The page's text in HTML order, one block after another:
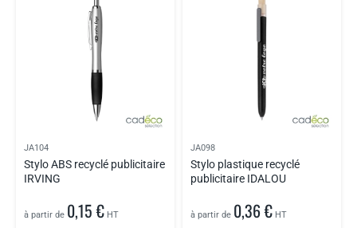
JA104
Stylo ABS recyclé publicitaire
IRVING
à partir de 0,15 € HT
JA098
Stylo plastique recyclé
publicitaire IDALOU
à partir de 0,36 € HT